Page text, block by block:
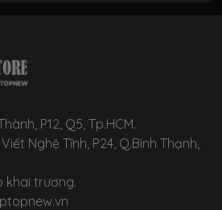
P12, Q5, Tp.HCM.
Nghệ Tĩnh, P24, Q.Bình Thạnh,
khai trương.